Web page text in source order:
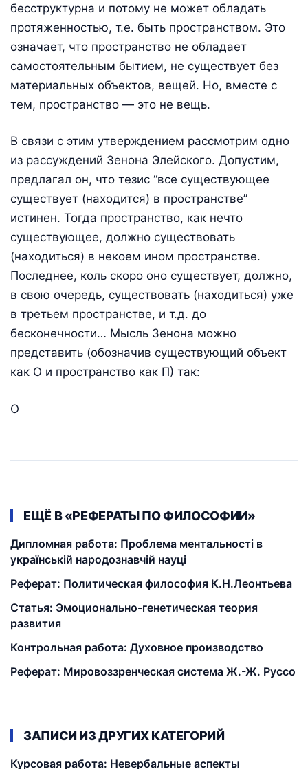
бесструктурна и потому не может обладать
протяженностью, т.е. быть пространством. Это
означает, что пространство не обладает
самостоятельным бытием, не существует без
материальных объектов, вещей. Но, вместе с
тем, пространство — это не вещь.
В связи с этим утверждением рассмотрим одно
из рассуждений Зенона Элейского. Допустим,
предлагал он, что тезис “все существующее
существует (находится) в пространстве”
истинен. Тогда пространство, как нечто
существующее, должно существовать
(находиться) в некоем ином пространстве.
Последнее, коль скоро оно существует, должно,
в свою очередь, существовать (находиться) уже
в третьем пространстве, и т.д. до
бесконечности… Мысль Зенона можно
представить (обозначив существующий объект
как О и пространство как П) так:
О
ЕЩЁ В «РЕФЕРАТЫ ПО ФИЛОСОФИИ»
Дипломная работа: Проблема ментальності в
українській народознавчій науці
Реферат: Политическая философия К.Н.Леонтьева
Статья: Эмоционально-генетическая теория
развития
Контрольная работа: Духовное производство
Реферат: Мировоззренческая система Ж.-Ж. Руссо
ЗАПИСИ ИЗ ДРУГИХ КАТЕГОРИЙ
Курсовая работа: Невербальные аспекты